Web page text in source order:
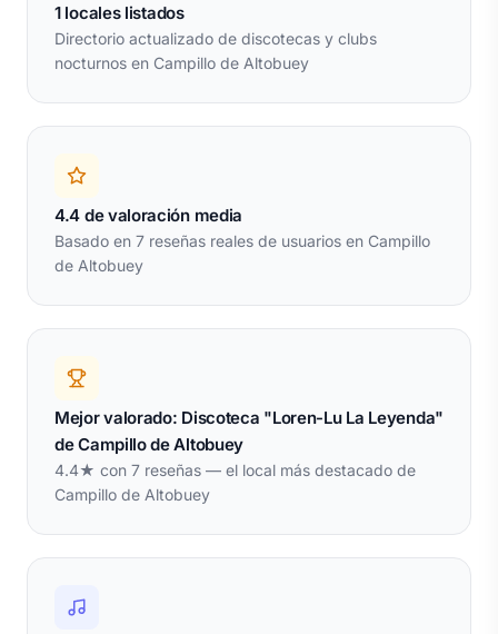
1 locales listados
Directorio actualizado de discotecas y clubs
nocturnos en Campillo de Altobuey
4.4 de valoración media
Basado en 7 reseñas reales de usuarios en Campillo
de Altobuey
Mejor valorado: Discoteca "Loren-Lu La Leyenda"
de Campillo de Altobuey
4.4★ con 7 reseñas — el local más destacado de
Campillo de Altobuey